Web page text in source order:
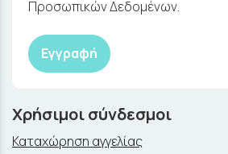
Προσωπικών Δεδομένων.
Εγγραφή
Χρήσιμοι σύνδεσμοι
Καταχώρηση αγγελίας